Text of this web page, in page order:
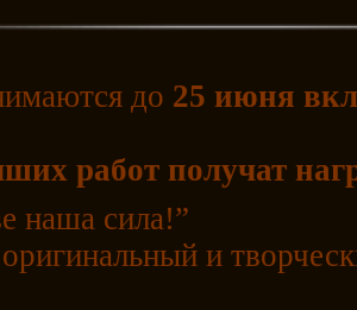
до 25 июня
работ получат
наша сила!”
и